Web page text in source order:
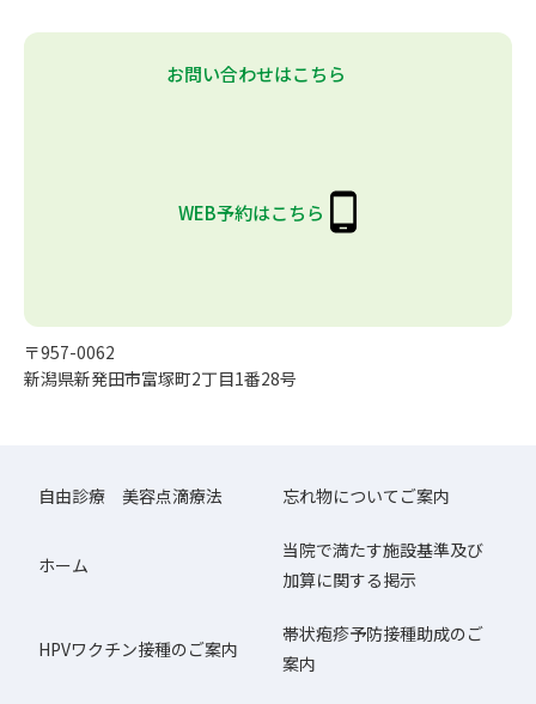
お問い合わせはこちら
WEB予約はこちら
〒957-0062
新潟県新発田市富塚町2丁目1番28号
自由診療 美容点滴療法 忘れ物についてご案内
ホーム
当院で満たす施設基準及び
加算に関する掲示
HPVワクチン接種のご案内
帯状疱疹予防接種助成のご
案内